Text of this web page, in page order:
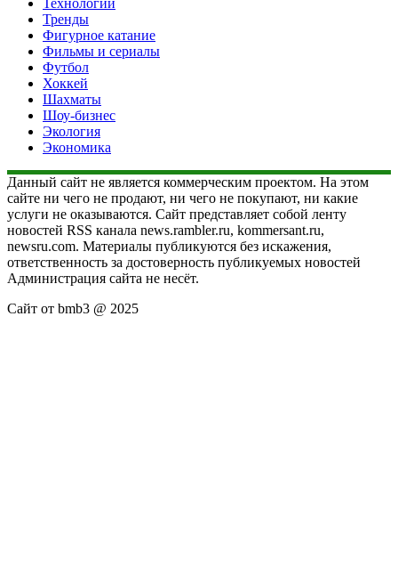
Технологии
Тренды
Фигурное катание
Фильмы и сериалы
Футбол
Хоккей
Шахматы
Шоу-бизнес
Экология
Экономика
Данный сайт не является коммерческим проектом. На этом
сайте ни чего не продают, ни чего не покупают, ни какие
услуги не оказываются. Сайт представляет собой ленту
новостей RSS канала news.rambler.ru, kommersant.ru,
newsru.com. Материалы публикуются без искажения,
ответственность за достоверность публикуемых новостей
Администрация сайта не несёт.
Сайт от bmb3 @ 2025